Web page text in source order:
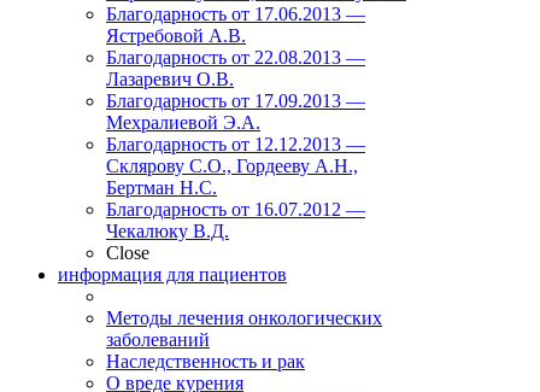
Благодарность от 17.06.2013 —
Ястребовой А.В.
Благодарность от 22.08.2013 —
Лазаревич О.В.
Благодарность от 17.09.2013 —
Мехралиевой Э.А.
Благодарность от 12.12.2013 —
Склярову С.О., Гордееву А.Н.,
Бертман Н.С.
Благодарность от 16.07.2012 —
Чекалюку В.Д.
Close
информация для пациентов
Методы лечения онкологических
заболеваний
Наследственность и рак
О вреде курения